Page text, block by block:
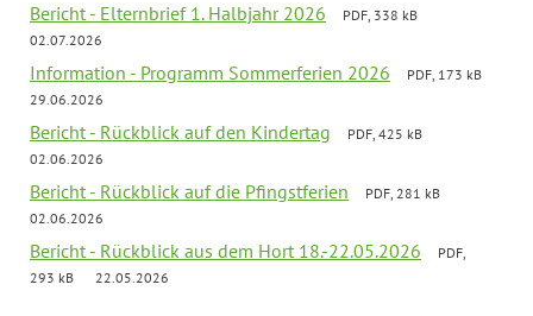
Bericht - Elternbrief 1. Halbjahr 2026
PDF, 338 kB
02.07.2026
Information - Programm Sommerferien 2026
PDF, 173 kB
29.06.2026
Bericht - Rückblick auf den Kindertag
PDF, 425 kB
02.06.2026
Bericht - Rückblick auf die Pfingstferien
PDF, 281 kB
02.06.2026
Bericht - Rückblick aus dem Hort 18.-22.05.2026
PDF,
293 kB
22.05.2026